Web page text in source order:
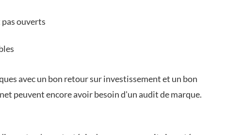
pas ouverts
avec un bon retour sur investissement et un bon
peuvent encore avoir besoin d'un audit de marque.